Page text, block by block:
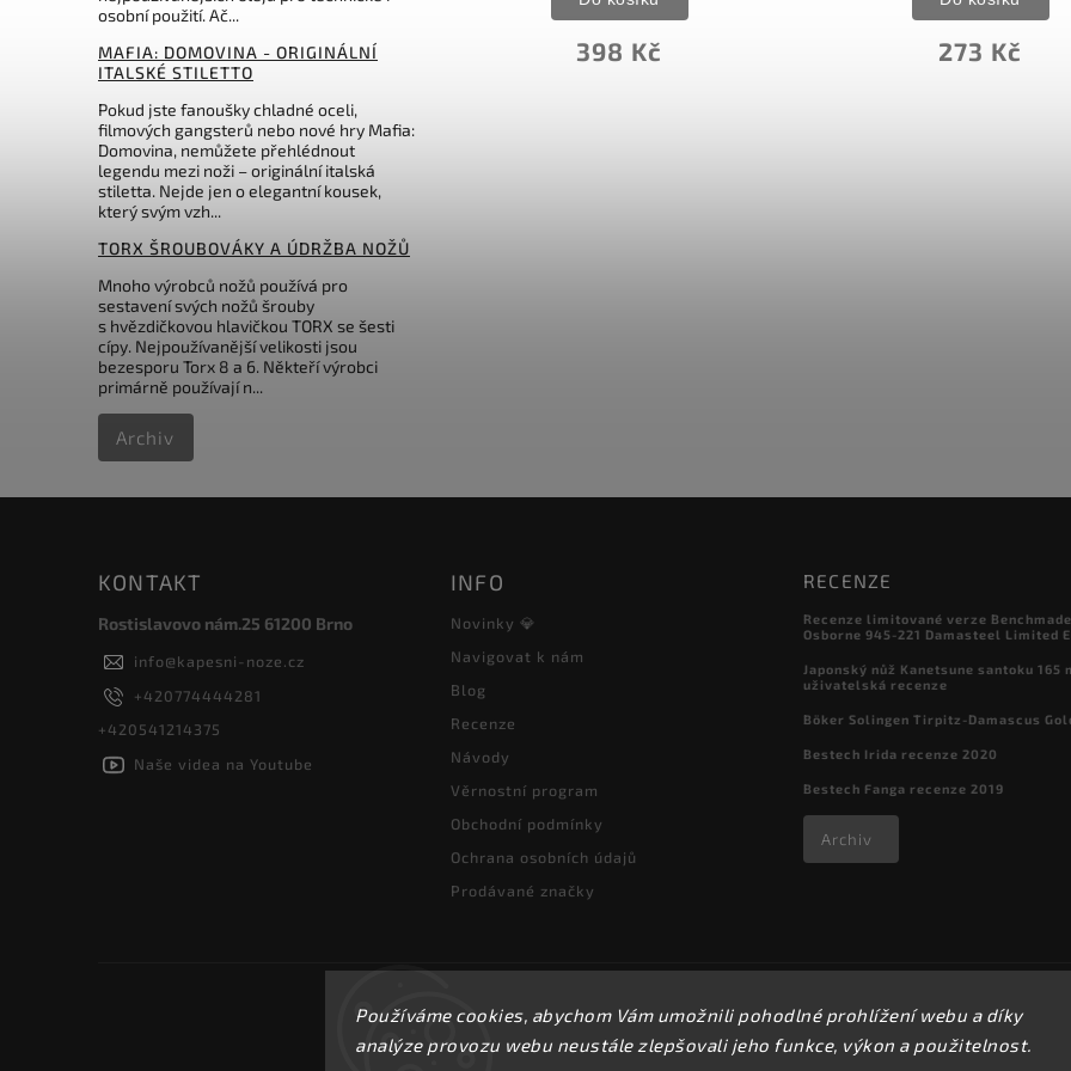
Používáme cookies, abychom Vám umožnili pohodlné prohlížení webu a díky
analýze provozu webu neustále zlepšovali jeho funkce, výkon a použitelnost.
osobní použití. Ač...
MAFIA: DOMOVINA - ORIGINÁLNÍ
ITALSKÉ STILETTO
Pokud jste fanoušky chladné oceli,
filmových gangsterů nebo nové hry Mafia:
Domovina, nemůžete přehlédnout
legendu mezi noži – originální italská
stiletta. Nejde jen o elegantní kousek,
který svým vzh...
TORX ŠROUBOVÁKY A ÚDRŽBA NOŽŮ
Mnoho výrobců nožů používá pro
sestavení svých nožů šrouby
s hvězdičkovou hlavičkou TORX se šesti
cípy. Nejpoužívanější velikosti jsou
bezesporu Torx 8 a 6. Někteří výrobci
primárně používají n...
Archiv
416 Kč
Do košíku
398 Kč 273 Kč
KONTAKT
Rostislavovo nám.25 61200 Brno
info@kapesni-noze.cz
+420774444281
+420541214375
Naše videa na Youtube
INFO
Novinky 💎
Navigovat k nám
Blog
Recenze
Návody
Věrnostní program
Obchodní podmínky
Ochrana osobních údajů
Prodávané značky
RECENZE
Recenze limitované verze
Osborne 945-221 Damasteel Limited
Japonský nůž Kanetsune santoku 165
uživatelská recenze
Böker Solingen Tirpitz-Damascus
Bestech Irida recenze 2020
Bestech Fanga recenze 2019
Archiv
Copyright 2026kapesni-noze.cz . Všechna práva vyhrazena.
Upravit nastavení cookies